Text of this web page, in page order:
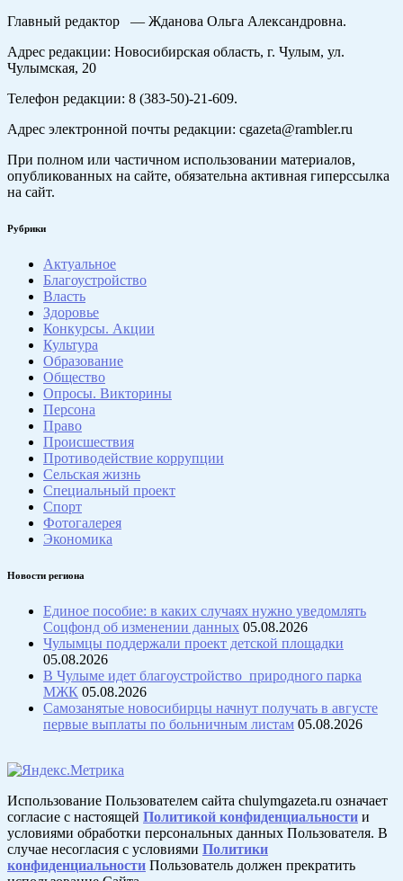
Главный редактор — Жданова Ольга Александровна.
Адрес редакции: Новосибирская область, г. Чулым, ул.
Чулымская, 20
Телефон редакции: 8 (383-50)-21-609.
Адрес электронной почты редакции: cgazeta@rambler.ru
При полном или частичном использовании материалов,
опубликованных на сайте, обязательна активная гиперссылка
на сайт.
Рубрики
Актуальное
Благоустройство
Власть
Здоровье
Конкурсы. Акции
Культура
Образование
Общество
Опросы. Викторины
Персона
Право
Происшествия
Противодействие коррупции
Сельская жизнь
Специальный проект
Спорт
Фотогалерея
Экономика
Новости региона
Единое пособие: в каких случаях нужно уведомлять
Соцфонд об изменении данных 05.08.2026
Чулымцы поддержали проект детской площадки
05.08.2026
В Чулыме идет благоустройство природного парка
МЖК 05.08.2026
Самозанятые новосибирцы начнут получать в августе
первые выплаты по больничным листам 05.08.2026
Использование Пользователем сайта chulymgazeta.ru означает
согласие с настоящей Политикой конфиденциальности и
условиями обработки персональных данных Пользователя. В
случае несогласия с условиями Политики
конфиденциальности Пользователь должен прекратить